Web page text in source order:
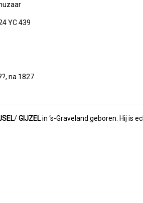
huzaar
YC 439
na 1827
/GIJZELin ‘s-Graveland geboren. Hij is